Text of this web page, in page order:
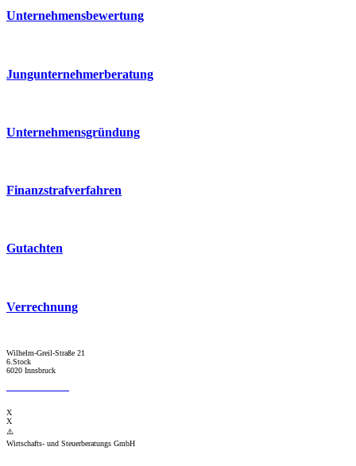
Unternehmensbewertung
Jungunternehmerberatung
Unternehmensgründung
Finanzstrafverfahren
Gutachten
Verrechnung
Wilhelm-Greil-Straße 21
6.Stock
6020 Innsbruck
X
X
Wirtschafts‐ und Steuerberatungs GmbH